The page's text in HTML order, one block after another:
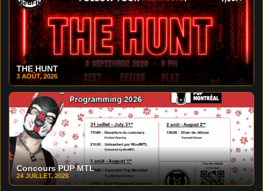
THE HUNT
3 AOÛT, 2026
Concours PUP MTL
24 JUILLET, 2026